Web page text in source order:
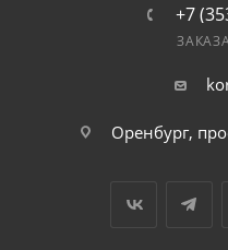
+7
Оренбург,